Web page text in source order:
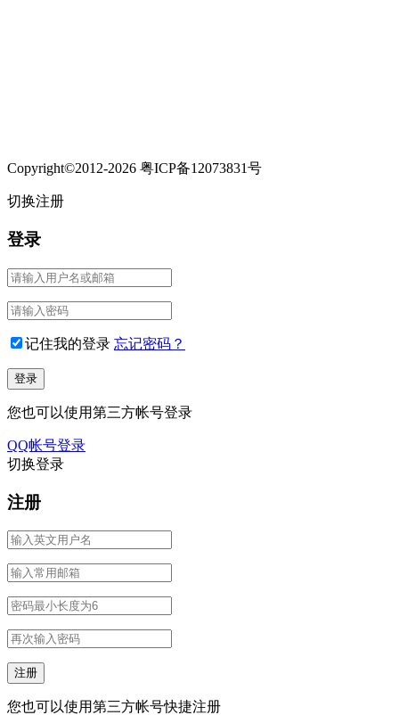
Copyright©2012-2026 粤ICP备12073831号
切换注册
登录
记住我的登录 忘记密码？
您也可以使用第三方帐号登录
QQ帐号登录
切换登录
注册
您也可以使用第三方帐号快捷注册